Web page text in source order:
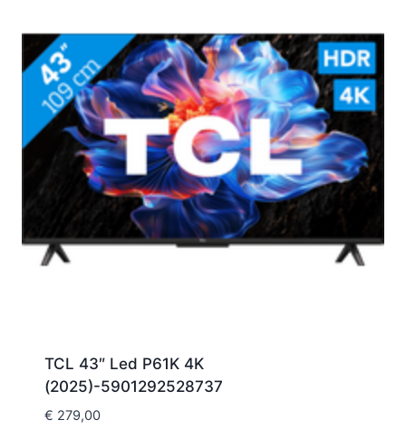
TCL 43″ Led P61K 4K
(2025)-5901292528737
€ 279,00